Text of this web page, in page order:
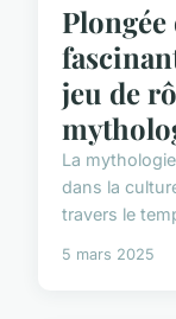
jeu de
La
dans la
travers le
5 mars 2025